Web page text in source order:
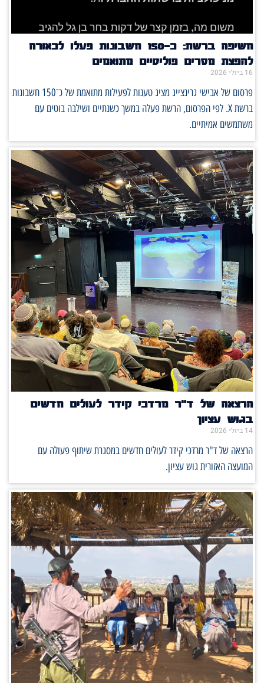
חשיפה ברשת: כ־150 חשבונות פעלו לכאורה
להפצת מסרים פוליטיים מתואמים
16 ביולי 2026
פרסום של אבישי גרינצייג מציג טענות לפעילות מתואמת של כ־150 חשבונות
ברשת X. לפי הפרסום, הרשת פעלה במשך כשנתיים ושילבה בוטים עם
משתמשים אמיתיים.
הרצאה של ד"ר מרדכי קידר לעולים חדשים
בגוש עציון
14 ביולי 2026
הרצאה של ד"ר מרדכי קידר לעולים חדשים במסגרת שיתוף פעולה עם
המועצה האזורית גוש עציון.